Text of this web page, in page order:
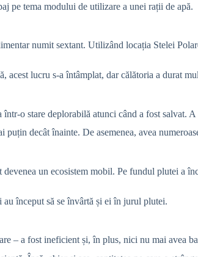
pe tema modului de utilizare a unei rații de apă.
numit sextant. Utilizând locația Stelei
lucru s-a întâmplat, dar călătoria a durat
o stare deplorabilă atunci când a fost salvat.
decât înainte. De asemenea, avea
un ecosistem mobil. Pe fundul plutei a
început să se învârtă și ei în jurul plutei.
– a fost ineficient și, în plus, nici nu mai avea